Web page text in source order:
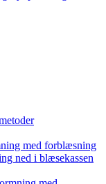
med forblæsning
ned i blæsekassen